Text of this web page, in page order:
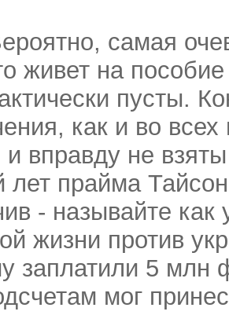
самая
живет на
пусты.
как и во
вправду не
лет прайма
- называйте
жизни против
заплатили 5 млн
мог